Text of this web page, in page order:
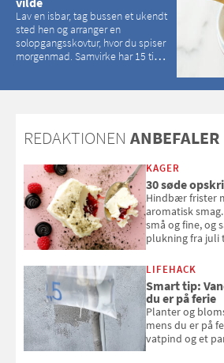
Lav en isbar, tag bussen et ukendt
sted hen og arranger en
solopgangsskovtur, hvor du spiser
morgenmad. Samvirke har 15 tips
REDAKTIONEN ANBEFALER
KAGER
30 søde
Hindbær frister
aromatisk
små og fine, og
plukning fra
kan bruge dine
bagværk og
LIFEHACK
Smart tip:
du er på ferie
Planter og
mens du er på
vatpind og et